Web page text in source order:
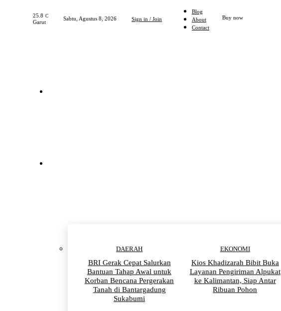
25.8 C
Garut
Sabtu, Agustus 8, 2026 Sign in / Join
Blog
About
Contact
Buy now
DAERAH
BRI Gerak Cepat Salurkan
Bantuan Tahap Awal untuk
Korban Bencana Pergerakan
Tanah di Bantargadung
Sukabumi
EKONOMI
Kios Khadizarah Bibit Buka
Layanan Pengiriman Alpukat
ke Kalimantan, Siap Antar
Ribuan Pohon